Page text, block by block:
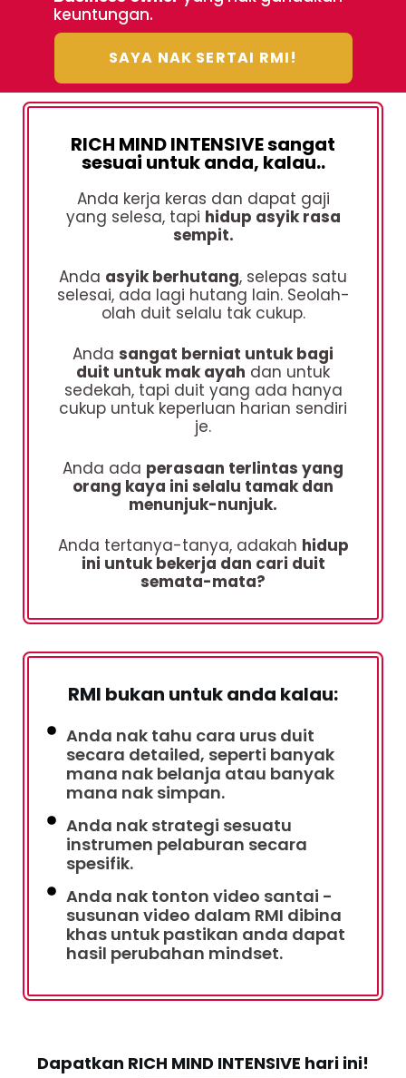
keuntungan.
SAYA NAK SERTAI RMI!
RICH MIND INTENSIVE sangat
sesuai untuk anda, kalau..
Anda kerja keras dan dapat gaji
yang selesa, tapi hidup asyik rasa
sempit.
Anda asyik berhutang, selepas satu
selesai, ada lagi hutang lain. Seolah-
olah duit selalu tak cukup.
Anda sangat berniat untuk bagi
duit untuk mak ayah dan untuk
sedekah, tapi duit yang ada hanya
cukup untuk keperluan harian sendiri
je.
Anda ada perasaan terlintas yang
orang kaya ini selalu tamak dan
menunjuk-nunjuk.
Anda tertanya-tanya, adakah hidup
ini untuk bekerja dan cari duit
semata-mata?
RMI bukan untuk anda kalau:
Anda nak tahu cara urus duit
secara detailed, seperti banyak
mana nak belanja atau banyak
mana nak simpan.
Anda nak strategi sesuatu
instrumen pelaburan secara
spesifik.
Anda nak tonton video santai -
susunan video dalam RMI dibina
khas untuk pastikan anda dapat
hasil perubahan mindset.
Dapatkan RICH MIND INTENSIVE hari ini!